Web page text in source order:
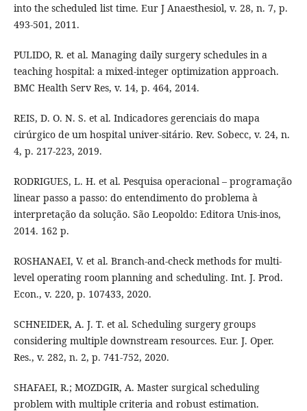
into the scheduled list time. Eur J Anaesthesiol, v. 28, n. 7, p.
493-501, 2011.
PULIDO, R. et al. Managing daily surgery schedules in a
teaching hospital: a mixed-integer optimization approach.
BMC Health Serv Res, v. 14, p. 464, 2014.
REIS, D. O. N. S. et al. Indicadores gerenciais do mapa
cirúrgico de um hospital univer-sitário. Rev. Sobecc, v. 24, n.
4, p. 217-223, 2019.
RODRIGUES, L. H. et al. Pesquisa operacional – programação
linear passo a passo: do entendimento do problema à
interpretação da solução. São Leopoldo: Editora Unis-inos,
2014. 162 p.
ROSHANAEI, V. et al. Branch-and-check methods for multi-
level operating room planning and scheduling. Int. J. Prod.
Econ., v. 220, p. 107433, 2020.
SCHNEIDER, A. J. T. et al. Scheduling surgery groups
considering multiple downstream resources. Eur. J. Oper.
Res., v. 282, n. 2, p. 741-752, 2020.
SHAFAEI, R.; MOZDGIR, A. Master surgical scheduling
problem with multiple criteria and robust estimation.